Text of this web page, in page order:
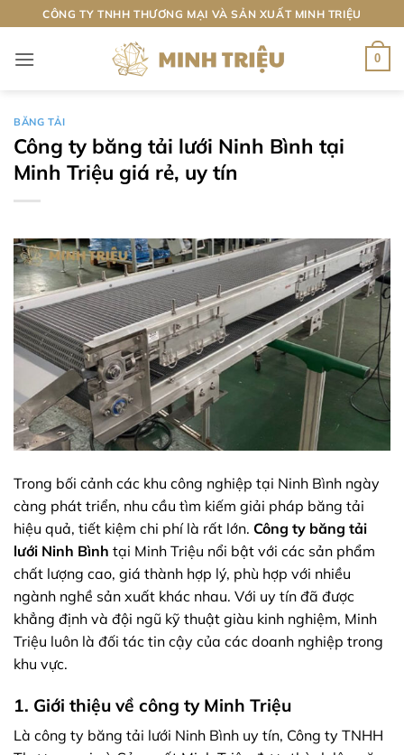
qua
nội
CÔNG TY TNHH THƯƠNG MẠI VÀ SẢN XUẤT MINH TRIỆU
0
BĂNG TẢI
Công ty băng tải lưới Ninh Bình tại
Minh Triệu giá rẻ, uy tín
Trong bối cảnh các khu công nghiệp tại Ninh Bình ngày
càng phát triển, nhu cầu tìm kiếm giải pháp băng tải
hiệu quả, tiết kiệm chi phí là rất lớn. Công ty băng tải
lưới Ninh Bình tại Minh Triệu nổi bật với các sản phẩm
chất lượng cao, giá thành hợp lý, phù hợp với nhiều
ngành nghề sản xuất khác nhau. Với uy tín đã được
khẳng định và đội ngũ kỹ thuật giàu kinh nghiệm, Minh
Triệu luôn là đối tác tin cậy của các doanh nghiệp trong
khu vực.
1. Giới thiệu về công ty Minh Triệu
Là công ty băng tải lưới Ninh Bình uy tín, Công ty TNHH